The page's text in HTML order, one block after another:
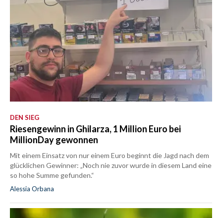
DEN SIEG
Riesengewinn in Ghilarza, 1 Million Euro bei
MillionDay gewonnen
Mit einem Einsatz von nur einem Euro beginnt die Jagd nach dem
glücklichen Gewinner: „Noch nie zuvor wurde in diesem Land eine
so hohe Summe gefunden.“
Alessia Orbana